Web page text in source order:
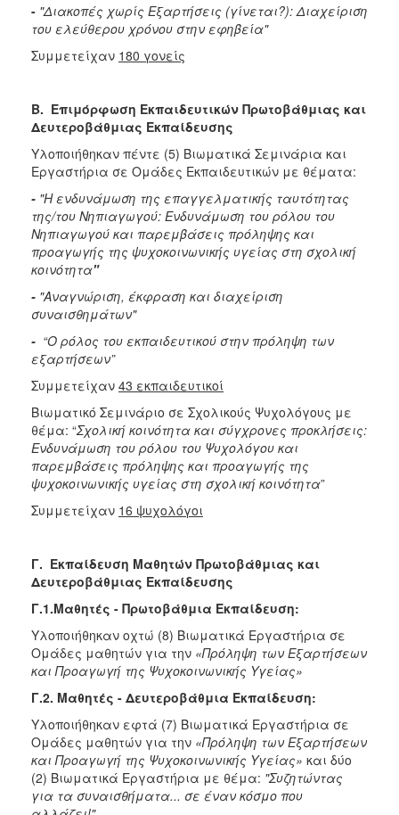
- "Διακοπές χωρίς Εξαρτήσεις (γίνεται?): Διαχείριση
του ελεύθερου χρόνου στην εφηβεία"
Συμμετείχαν 180 γονείς
Β. Επιμόρφωση Εκπαιδευτικών Πρωτοβάθμιας και
Δευτεροβάθμιας Εκπαίδευσης
Υλοποιήθηκαν πέντε (5) Βιωματικά Σεμινάρια και
Εργαστήρια σε Ομάδες Εκπαιδευτικών με θέματα:
- "Η ενδυνάμωση της επαγγελματικής ταυτότητας
της/του Νηπιαγωγού: Ενδυνάμωση του ρόλου του
Νηπιαγωγού και παρεμβάσεις πρόληψης και
προαγωγής της ψυχοκοινωνικής υγείας στη σχολική
κοινότητα"
- "Αναγνώριση, έκφραση και διαχείριση
συναισθημάτων"
- “Ο ρόλος του εκπαιδευτικού στην πρόληψη των
εξαρτήσεων”
Συμμετείχαν 43 εκπαιδευτικοί
Βιωματικό Σεμινάριο σε Σχολικούς Ψυχολόγους με
θέμα: “Σχολική κοινότητα και σύγχρονες προκλήσεις:
Ενδυνάμωση του ρόλου του Ψυχολόγου και
παρεμβάσεις πρόληψης και προαγωγής της
ψυχοκοινωνικής υγείας στη σχολική κοινότητα”
Συμμετείχαν 16 ψυχολόγοι
Γ. Εκπαίδευση Μαθητών Πρωτοβάθμιας και
Δευτεροβάθμιας Εκπαίδευσης
Γ.1.Μαθητές - Πρωτοβάθμια Εκπαίδευση:
Υλοποιήθηκαν οχτώ (8) Βιωματικά Εργαστήρια σε
Ομάδες μαθητών για την «Πρόληψη των Εξαρτήσεων
και Προαγωγή της Ψυχοκοινωνικής Υγείας»
Γ.2. Μαθητές - Δευτεροβάθμια Εκπαίδευση:
Υλοποιήθηκαν εφτά (7) Βιωματικά Εργαστήρια σε
Ομάδες μαθητών για την «Πρόληψη των Εξαρτήσεων
και Προαγωγή της Ψυχοκοινωνικής Υγείας» και δύο
(2) Βιωματικά Εργαστήρια με θέμα: "Συζητώντας
για τα συναισθήματα... σε έναν κόσμο που